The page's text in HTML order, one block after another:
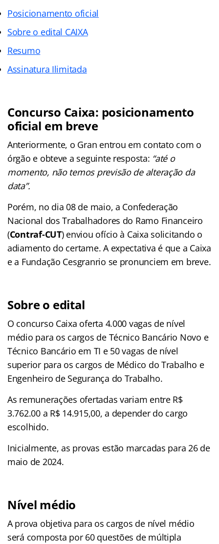
Posicionamento oficial
Sobre o edital CAIXA
Resumo
Assinatura Ilimitada
Concurso Caixa: posicionamento
oficial em breve
Anteriormente, o Gran entrou em contato com o
órgão e obteve a seguinte resposta: “até o
momento, não temos previsão de alteração da
data”.
Porém, no dia 08 de maio, a Confederação
Nacional dos Trabalhadores do Ramo Financeiro
(Contraf-CUT) enviou ofício à Caixa solicitando o
adiamento do certame. A expectativa é que a Caixa
e a Fundação Cesgranrio se pronunciem em breve.
Sobre o edital
O concurso Caixa oferta 4.000 vagas de nível
médio para os cargos de Técnico Bancário Novo e
Técnico Bancário em TI e 50 vagas de nível
superior para os cargos de Médico do Trabalho e
Engenheiro de Segurança do Trabalho.
As remunerações ofertadas variam entre R$
3.762.00 a R$ 14.915,00, a depender do cargo
escolhido.
Inicialmente, as provas estão marcadas para 26 de
maio de 2024.
Nível médio
A prova objetiva para os cargos de nível médio
será composta por 60 questões de múltipla